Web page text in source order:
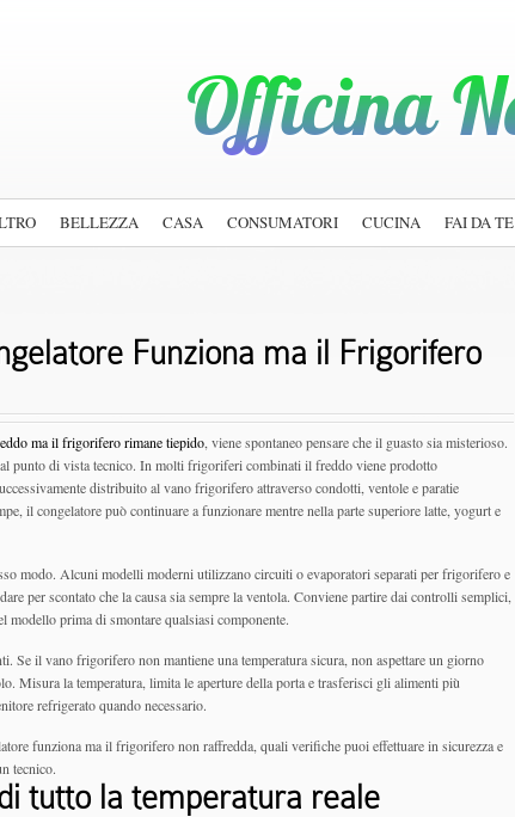
BELLEZZA CASA CONSUMATORI CUCINA FAI DA TE
Funziona ma il Frigorifero
ma il frigorifero rimane tiepido , viene spontaneo pensare che il guasto sia misterioso.
punto di vista tecnico. In molti frigoriferi combinati il freddo viene prodotto
distribuito al vano frigorifero attraverso condotti, ventole e paratie
il congelatore può continuare a funzionare mentre nella parte superiore latte, yogurt e
modo. Alcuni modelli moderni utilizzano circuiti o evaporatori separati per frigorifero e
per scontato che la causa sia sempre la ventola. Conviene partire dai controlli semplici,
modello prima di smontare qualsiasi componente.
Se il vano frigorifero non mantiene una temperatura sicura, non aspettare un giorno
Misura la temperatura, limita le aperture della porta e trasferisci gli alimenti più
refrigerato quando necessario.
funziona ma il frigorifero non raffredda, quali verifiche puoi effettuare in sicurezza e
tecnico.
tutto la temperatura reale